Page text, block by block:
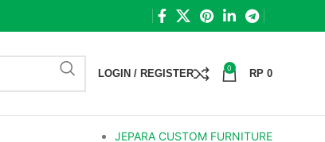
LOGIN / REGISTER 0 RP 0
JEPARA CUSTOM FURNITURE